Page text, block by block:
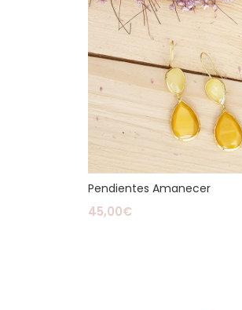
Pendientes Amanecer
45,00€